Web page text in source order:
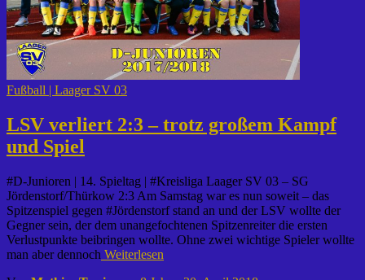
Fußball | Laager SV 03
LSV verliert 2:3 – trotz großem Kampf
und Spiel
#D-Junioren | 14. Spieltag | #Kreisliga Laager SV 03 – SG
Jördenstorf/Thürkow 2:3 Am Samstag war es nun soweit – das
Spitzenspiel gegen #Jördenstorf stand an und der LSV wollte der
Gegner sein, der dem unangefochtenen Spitzenreiter die ersten
Verlustpunkte beibringen wollte. Ohne zwei wichtige Spieler wollte
man aber dennoch Weiterlesen